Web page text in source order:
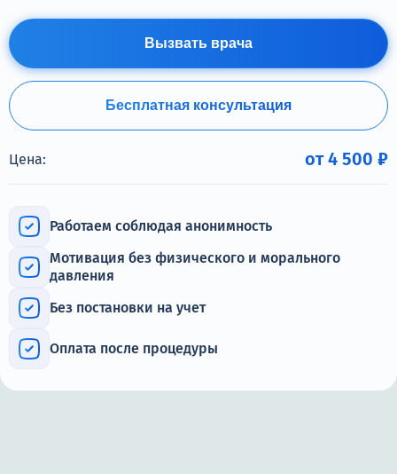
Терапия
+7 (905) 483-87-88
Адрес call-центра
Кашира, ул. Больничная, 1А
Вызвать врача
Бесплатная консультация
Цена: от 4 500 ₽
Работаем соблюдая анонимность
Мотивация без физического и морального
давления
Без постановки на учет
Оплата после процедуры